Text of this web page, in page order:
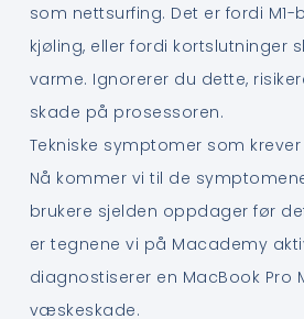
som nettsurfing. Det er fordi M1-
kjøling, eller fordi kortslutninger
varme. Ignorerer du dette,
skade på prosessoren.
Tekniske symptomer som
Nå kommer vi til de
brukere sjelden oppdager før
er tegnene vi på Macademy
diagnostiserer en MacBook Pro
væskeskade.